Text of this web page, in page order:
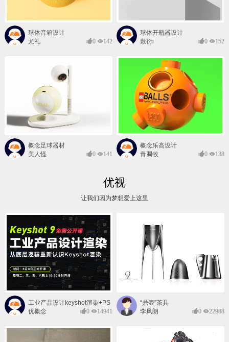
球体音箱设计
尤礼
0 142
球体开瓶器设计
敷衍i
0 152
概念足球器材
美人怪
0 141
概念乐高设计
青凋牧
0 138
优视
让我们因为梦想爱上这里
工业产品设计keyshot渲染+PS
后期班
优概念 0 14941
“鼎壶”茶具
李凤朗
0 22988